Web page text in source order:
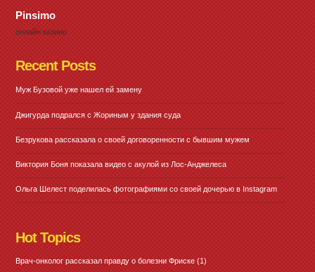
Pinsimo
онлайн казино
Recent Posts
Муж Бузовой уже нашел ей замену
Джигурда подрался с Жориным у здания суда
Безрукова рассказала о своей договоренности с бывшим мужем
Виктория Боня показала видео с акулой из Лос-Анджелеса
Ольга Шелест поделилась фотографиями со своей дочерью в Instagram
Hot Topics
Врач-онколог рассказал правду о болезни Фриске (1)